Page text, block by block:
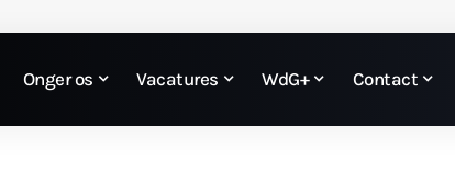
Onger os Vacatures WdG+ Contact